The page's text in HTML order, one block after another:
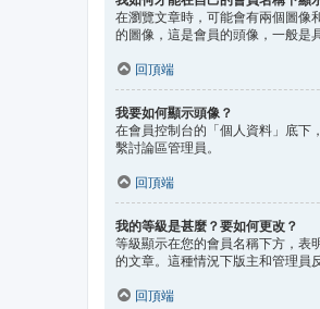
在瀏覽文章時，可能會有兩個圖像
的圖像，這是會員的頭像，一般是
回頂端
我要如何顯示頭像？
在會員控制台的「個人資料」底下
繫討論區管理員。
回頂端
我的等級是甚麼？要如何更改？
等級顯示在您的會員名稱下方，表
的文章。這種情況下版主和管理員
回頂端